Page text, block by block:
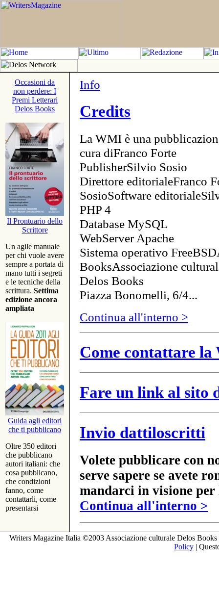
Occasioni da
non perdere: I
Premi Letterari
Delos Books
Il Prontuario dello
Scrittore
Un agile manuale
per chi vuole avere
sempre a portata di
mano tutti i segreti
e le tecniche della
scrittura. Settima
edizione ancora
ampliata
Guida agli editori
che ti pubblicano
Oltre 350 editori
che pubblicano
autori italiani: che
cosa pubblicano,
che condizioni
fanno, come
contattarli, come
presentarsi
Info
Credits
La WMI è una
cura diFranco Forte
PublisherSilvio Sosio
Direttore editorialeFranco
SosioSoftware
PHP 4
Database MySQL
WebServer Apache
Sistema operativo
BooksAssociazione
Delos Books
Piazza Bonomelli, 6/4...
Continua all'interno >
Come contattare
Fare un link al sito
Invio dattiloscritti
Volete pubblicare con
serve sapere se avete
mandarci in visione
Continua all'interno >
Writers Magazine Italia ©2003 Associazione culturale Delos
Policy |